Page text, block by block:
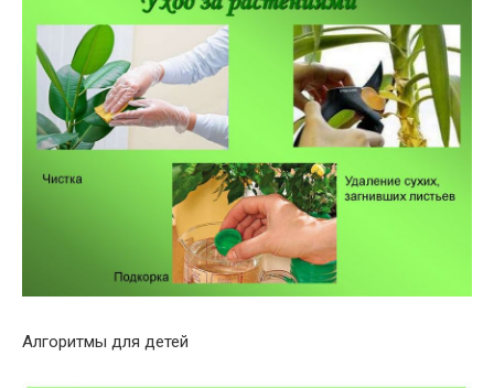
Алгоритмы для детей